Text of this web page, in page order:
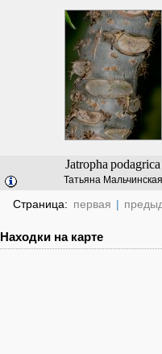
Jatropha podagrica
Татьяна Мальчинская
Страница: первая |
Находки на карте